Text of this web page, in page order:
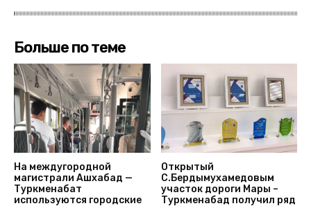
Больше по теме
На междугородной
магистрали Ашхабад —
Туркменабат
используются городские
Открытый
С.Бердымухамедовым
участок дороги Мары –
Туркменабад получил ряд